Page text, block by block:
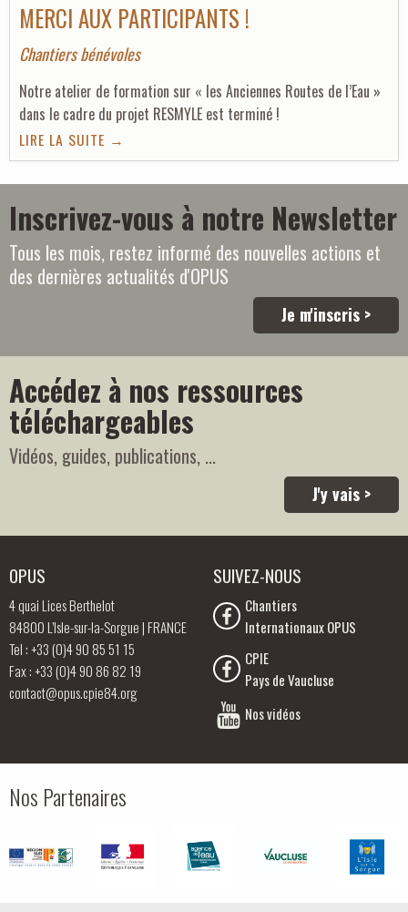
MERCI AUX PARTICIPANTS !
Chantiers bénévoles
Notre atelier de formation sur « les Anciennes Routes de l’Eau »
dans le cadre du projet RESMYLE est terminé !
LIRE LA SUITE →
Inscrivez-vous à notre Newsletter
Tous les mois, restez informé des nouvelles actions et
des dernières actualités d'OPUS
Je m'inscris >
Accédez à nos ressources
téléchargeables
Vidéos, guides, publications, ...
J'y vais >
OPUS
4 quai Lices Berthelot
84800 L’Isle-sur-la-Sorgue | FRANCE
Tel : +33 (0)4 90 85 51 15
Fax : +33 (0)4 90 86 82 19
contact@opus.cpie84.org
SUIVEZ-NOUS
Chantiers
Internationaux OPUS
CPIE
Pays de Vaucluse
Nos vidéos
Nos Partenaires